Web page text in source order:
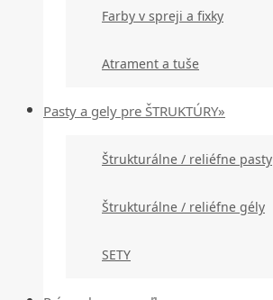
Farby v spreji a fixky
Atrament a tuše
Pasty a gely pre ŠTRUKTÚRY»
Štrukturálne / reliéfne pasty
Štrukturálne / reliéfne gély
SETY